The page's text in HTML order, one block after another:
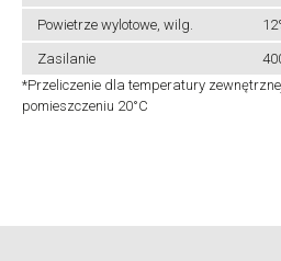
Powietrze wylotowe, wilg.
Zasilanie
*Przeliczenie dla temperatury
pomieszczeniu 20°C